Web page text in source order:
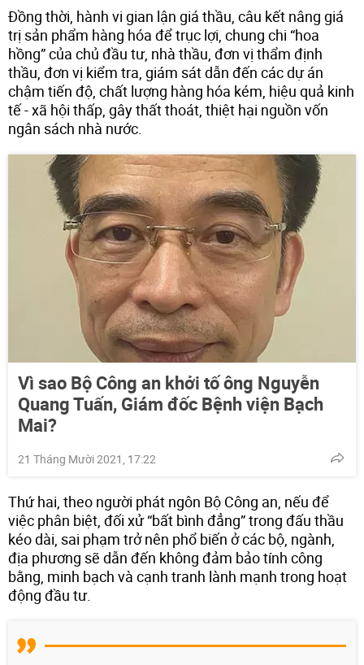
Đồng thời, hành vi gian lận giá thầu, câu kết nâng giá
trị sản phẩm hàng hóa để trục lợi, chung chi “hoa
hồng” của chủ đầu tư, nhà thầu, đơn vị thẩm định
thầu, đơn vị kiểm tra, giám sát dẫn đến các dự án
chậm tiến độ, chất lượng hàng hóa kém, hiệu quả kinh
tế - xã hội thấp, gây thất thoát, thiệt hại nguồn vốn
ngân sách nhà nước.
Vì sao Bộ Công an khởi tố ông Nguyễn
Quang Tuấn, Giám đốc Bệnh viện Bạch
Mai?
21 Tháng Mười 2021, 17:22
Thứ hai, theo người phát ngôn Bộ Công an, nếu để
việc phân biệt, đối xử “bất bình đẳng” trong đấu thầu
kéo dài, sai phạm trở nên phổ biến ở các bộ, ngành,
địa phương sẽ dẫn đến không đảm bảo tính công
bằng, minh bạch và cạnh tranh lành mạnh trong hoạt
động đầu tư.